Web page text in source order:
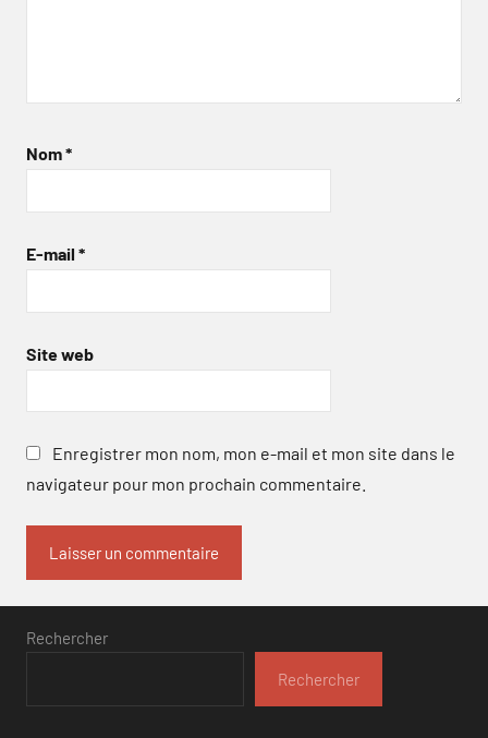
Nom*
E-mail *
Site web
Enregistrer mon nom, mon e-mail et mon site dans le
navigateur pour mon prochain commentaire.
Rechercher
Rechercher